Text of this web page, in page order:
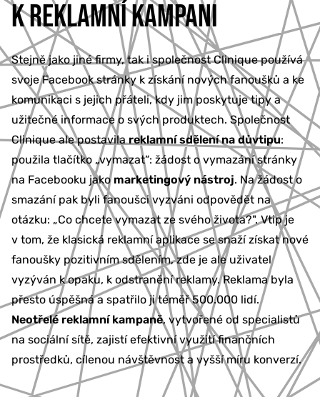
K REKLAMNÍ KAMPANI
Stejně jako jiné firmy, tak i společnost Clinique používá
svoje Facebook stránky k získání nových fanoušků a ke
komunikaci s jejich přáteli, kdy jim poskytuje tipy a
užitečné informace o svých produktech. Společnost
Clinique ale postavilareklamní sdělení na důvtipu:
použila tlačítko „vymazat“: žádost o vymazání stránky
na Facebooku jakomarketingový nástroj. Na žádost o
smazání pak byli fanoušci vyzváni odpovědět na
otázku: „Co chcete vymazat ze svého života?". Vtip je
v tom, že klasická reklamní aplikace se snaží získat nové
fanoušky pozitivním sdělením, zde je ale uživatel
vyzýván k opaku, k odstranění reklamy. Reklama byla
přesto úspěšná a spatřilo ji téměř 500.000 lidí.
Neotřelé reklamní kampaně, vytvořené od specialistů
na sociální sítě, zajistí efektivní využití finančních
prostředků, cílenou návštěvnost a vyšší míru konverzí.